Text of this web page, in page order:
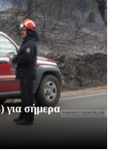
για σήμερα